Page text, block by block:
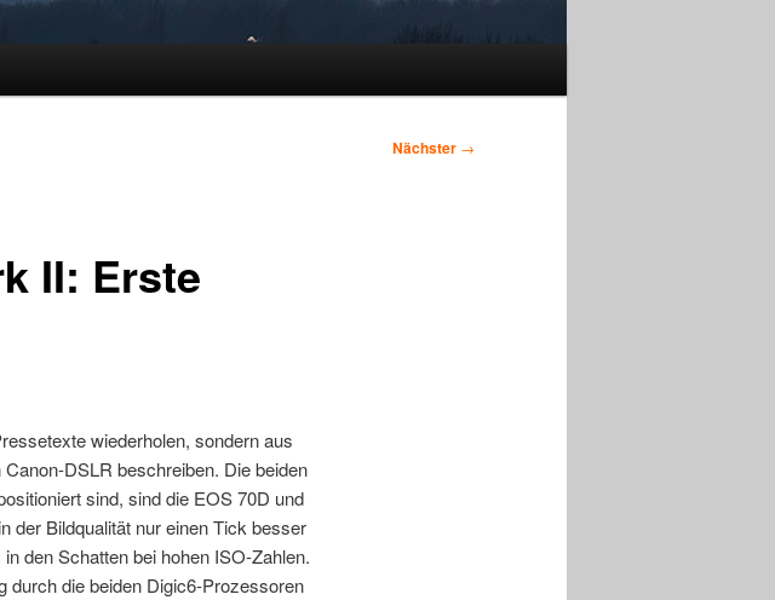
Nächster →
II: Erste
wiederholen, sondern aus
DSLR beschreiben. Die beiden
sind, sind die EOS 70D und
der Bildqualität nur einen Tick besser
den Schatten bei hohen ISO-Zahlen.
durch die beiden Digic6-Prozessoren